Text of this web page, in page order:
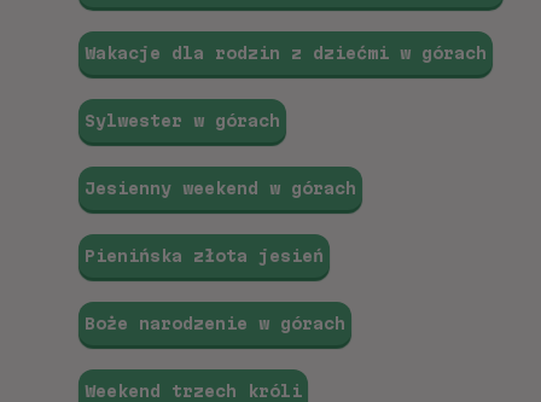
Wakacje dla rodzin z dziećmi w górach
Sylwester w górach
Jesienny weekend w górach
Pienińska złota jesień
Boże narodzenie w górach
Weekend trzech króli